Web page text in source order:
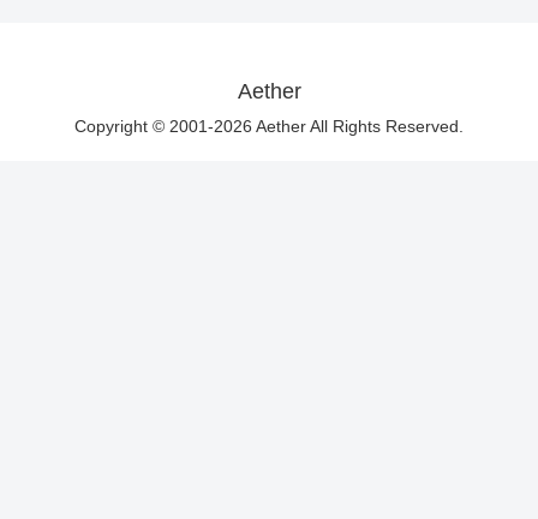
Aether
Copyright © 2001-2026 Aether All Rights Reserved.